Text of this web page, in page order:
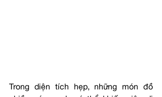
Trong diện tích hẹp, những món đồ